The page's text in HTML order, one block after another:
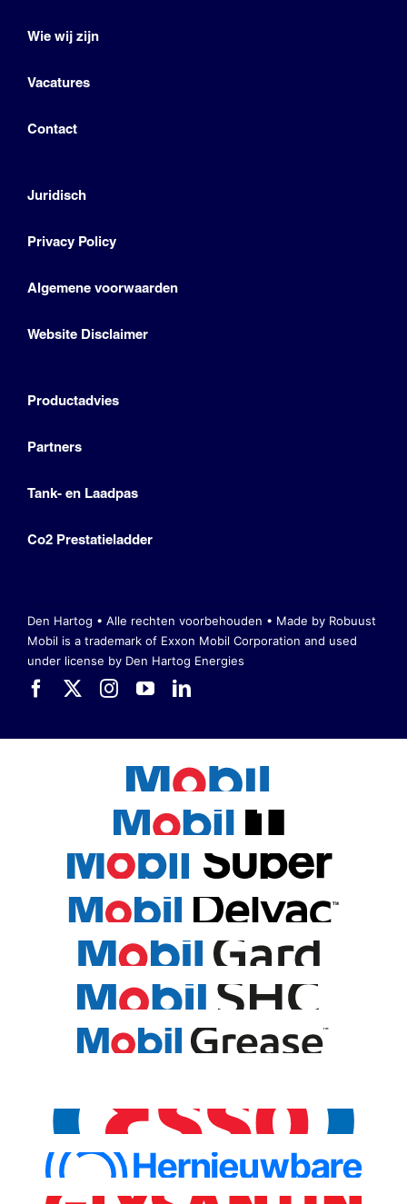
Wie wij zijn
Vacatures
Contact
Juridisch
Privacy Policy
Algemene voorwaarden
Website Disclaimer
Productadvies
Partners
Tank- en Laadpas
Co2 Prestatieladder
Den Hartog • Alle rechten voorbehouden • Made by Robuust
Mobil is a trademark of Exxon Mobil Corporation and used
under license by Den Hartog Energies